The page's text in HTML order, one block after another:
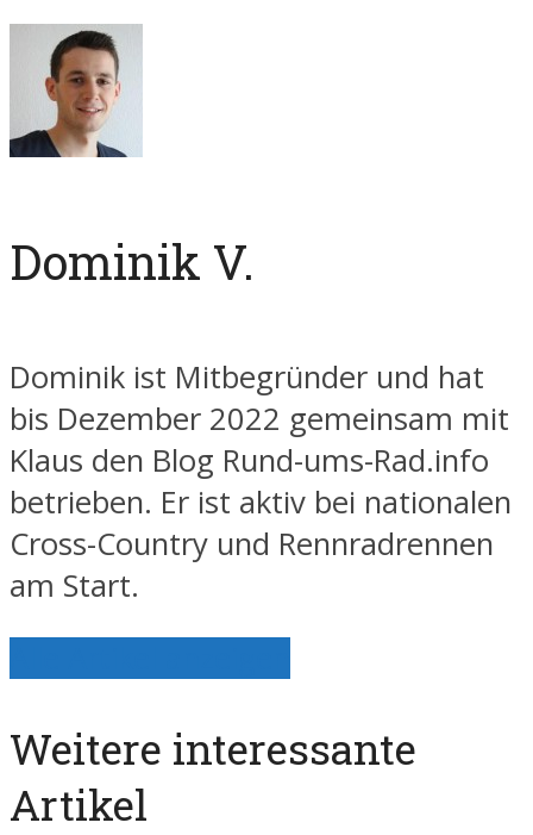
Dominik V.
Dominik ist Mitbegründer und hat
bis Dezember 2022 gemeinsam mit
Klaus den Blog Rund-ums-Rad.info
betrieben. Er ist aktiv bei nationalen
Cross-Country und Rennradrennen
am Start.
Weitere interessante
Artikel